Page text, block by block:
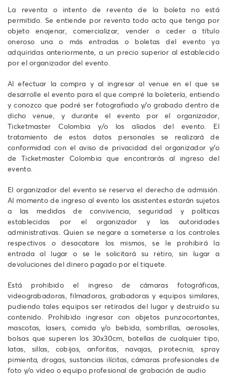
La reventa o intento de reventa de la boleta no está
permitido. Se entiende por reventa todo acto que tenga por
objeto enajenar, comercializar, vender o ceder a título
oneroso una o más entradas o boletas del evento ya
adquiridas anteriormente, a un precio superior al establecido
por el organizador del evento.
Al efectuar la compra y al ingresar al venue en el que se
desarrolle el evento para el que compré la boletería, entiendo
y conozco que podré ser fotografiado y/o grabado dentro de
dicho venue, y durante el evento por el organizador,
Ticketmaster Colombia y/o los aliados del evento. El
tratamiento de estos datos personales se realizará de
conformidad con el aviso de privacidad del organizador y/o
de Ticketmaster Colombia que encontrarás al ingreso del
evento.
El organizador del evento se reserva el derecho de admisión.
Al momento de ingreso al evento los asistentes estarán sujetos
a las medidas de convivencia, seguridad y políticas
establecidas por el organizador y las autoridades
administrativas. Quien se negare a someterse a los controles
respectivos o desacatare los mismos, se le prohibirá la
entrada al lugar o se le solicitará su retiro, sin lugar a
devoluciones del dinero pagado por el tiquete.
Está prohibido el ingreso de cámaras fotográficas,
videograbadoras, filmadoras, grabadoras y equipos similares,
pudiendo tales equipos ser retirados del lugar y destruido su
contenido. Prohibido ingresar con objetos punzocortantes,
mascotas, lasers, comida y/o bebida, sombrillas, aerosoles,
bolsas que superen los 30x30cm, botellas de cualquier tipo,
latas, sillas, cobijas, anforitas, navajas, pirotecnia, spray
pimienta, drogas, sustancias ilícitas, cámaras profesionales de
foto y/o video o equipo profesional de grabación de audio